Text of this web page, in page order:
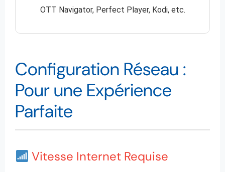
OTT Navigator, Perfect Player, Kodi, etc.
Configuration Réseau :
Pour une Expérience
Parfaite
Vitesse Internet Requise